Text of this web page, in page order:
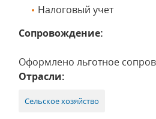
Налоговый учет
Сопровождение:
Оформлено льготное
Отрасли:
Сельское хозяйство